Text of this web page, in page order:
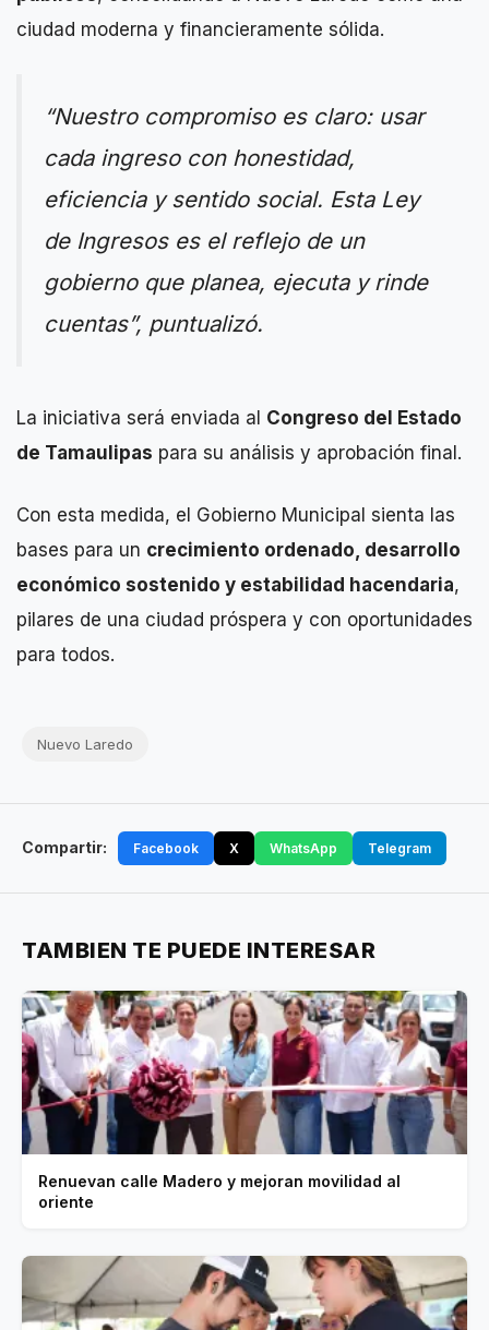
ciudad moderna y financieramente sólida.
“Nuestro compromiso es claro: usar
cada ingreso con honestidad,
eficiencia y sentido social. Esta Ley
de Ingresos es el reflejo de un
gobierno que planea, ejecuta y rinde
cuentas”, puntualizó.
La iniciativa será enviada al Congreso del Estado
de Tamaulipas para su análisis y aprobación final.
Con esta medida, el Gobierno Municipal sienta las
bases para un crecimiento ordenado, desarrollo
económico sostenido y estabilidad hacendaria,
pilares de una ciudad próspera y con oportunidades
para todos.
Nuevo Laredo
Compartir: Facebook X WhatsApp Telegram
TAMBIEN TE PUEDE INTERESAR
Renuevan calle Madero y mejoran movilidad al
oriente